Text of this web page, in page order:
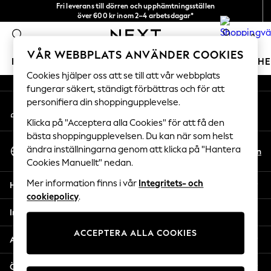
Fri leverans till dörren och upphämtningsställen
över 600 kr inom 2–4 arbetsdagar*
0
FLICKOR POJKAR BABY DAMER HERRAR
GIRLS
New In
50 - 92cm
98 - 110cm
116 - 134cm
140 - 174cm
Trending: Top & Short Sets
Trending: Clogs
All Clothing
Coats & Jackets
Sweatshirts & Hoodies
An error occurred on client
Våra sociala nätverk
Mitt konto
Logga in på ditt konto
Välj Språk
Svenska
Sv En
Hjälp
Integritet & Juridik
Avdelningar
Övriga tjänster
VÅR WEBBPLATS ANVÄNDER COOKIES
Cookies hjälper oss att se till att vår webbplats
fungerar säkert, ständigt förbättras och för att
personifiera din shoppingupplevelse.
Klicka på "Acceptera alla Cookies" för att få den
bästa shoppingupplevelsen. Du kan när som helst
ändra inställningarna genom att klicka på "Hantera
Cookies Manuellt" nedan.
Mer information finns i vår Integritets- och
cookiepolicy.
ACCEPTERA ALLA COOKIES